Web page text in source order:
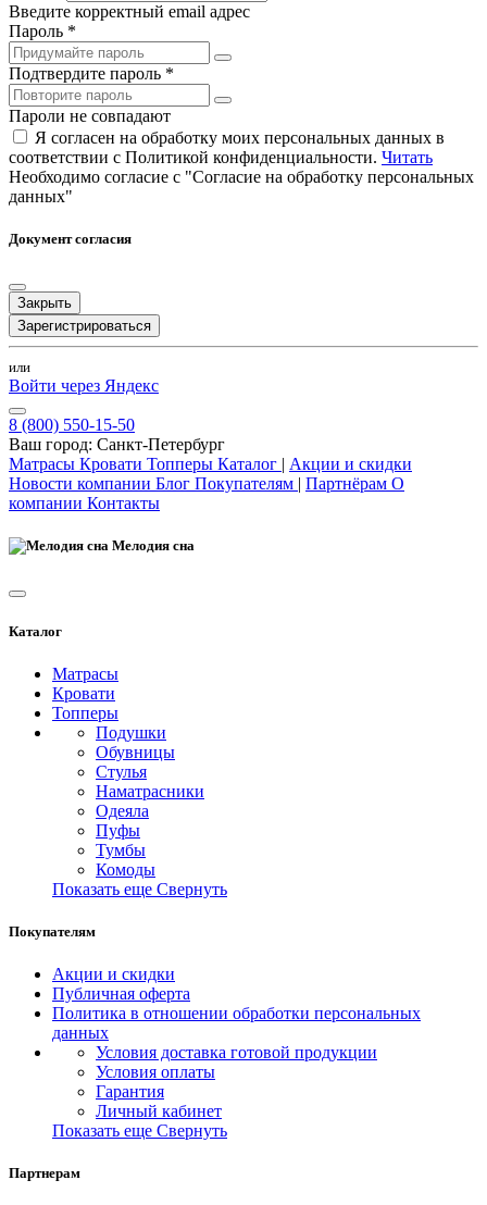
Введите корректный email адрес
Пароль *
Подтвердите пароль *
Пароли не совпадают
Я согласен на обработку моих персональных данных в
соответствии с Политикой конфиденциальности. Читать
Необходимо согласие с "Согласие на обработку персональных
данных"
Документ согласия
Закрыть
Зарегистрироваться
или
Войти через Яндекс
8 (800) 550-15-50
Ваш город: Санкт-Петербург
Матрасы Кровати Топперы Каталог | Акции и скидки
Новости компании Блог Покупателям | Партнёрам О
компании Контакты
Мелодия сна
Каталог
Матрасы
Кровати
Топперы
Подушки
Обувницы
Стулья
Наматрасники
Одеяла
Пуфы
Тумбы
Комоды
Показать еще Свернуть
Покупателям
Акции и скидки
Публичная оферта
Политика в отношении обработки персональных
данных
Условия доставка готовой продукции
Условия оплаты
Гарантия
Личный кабинет
Показать еще Свернуть
Партнерам